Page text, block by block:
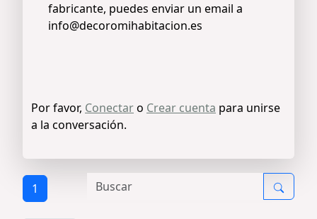
fabricante, puedes enviar un email a
info@decoromihabitacion.es
Por favor, Conectaro Crear cuenta para unirse
a la conversación.
1